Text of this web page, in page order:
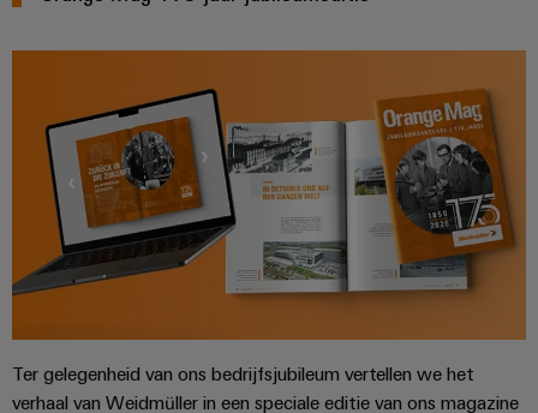
Ter gelegenheid van ons bedrijfsjubileum vertellen we het
verhaal van Weidmüller in een speciale editie van ons magazine